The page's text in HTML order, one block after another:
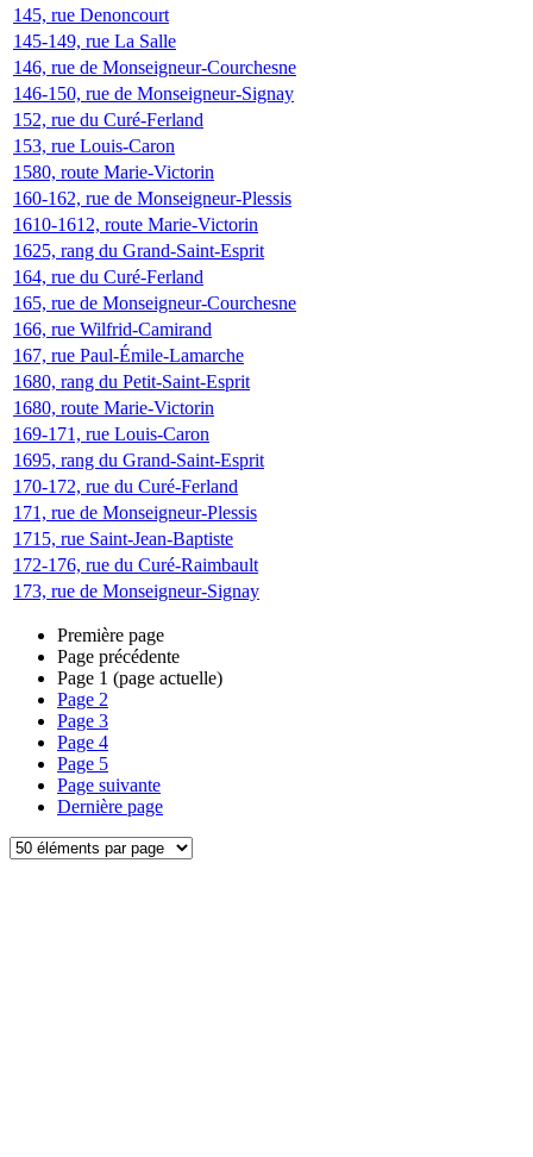
145, rue Denoncourt
145-149, rue La Salle
146, rue de Monseigneur-Courchesne
146-150, rue de Monseigneur-Signay
152, rue du Curé-Ferland
153, rue Louis-Caron
1580, route Marie-Victorin
160-162, rue de Monseigneur-Plessis
1610-1612, route Marie-Victorin
1625, rang du Grand-Saint-Esprit
164, rue du Curé-Ferland
165, rue de Monseigneur-Courchesne
166, rue Wilfrid-Camirand
167, rue Paul-Émile-Lamarche
1680, rang du Petit-Saint-Esprit
1680, route Marie-Victorin
169-171, rue Louis-Caron
1695, rang du Grand-Saint-Esprit
170-172, rue du Curé-Ferland
171, rue de Monseigneur-Plessis
1715, rue Saint-Jean-Baptiste
172-176, rue du Curé-Raimbault
173, rue de Monseigneur-Signay
Première page
Page précédente
Page 1 (page actuelle)
Page 2
Page 3
Page 4
Page 5
Page suivante
Dernière page